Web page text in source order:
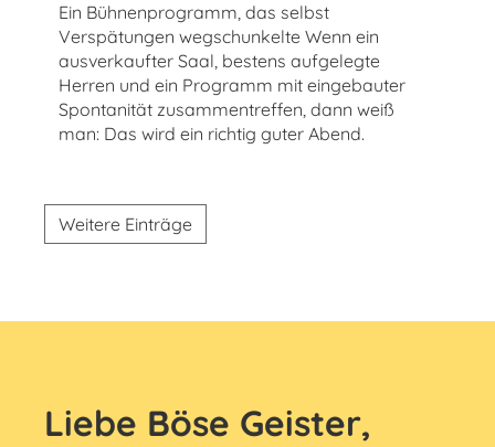
Ein Bühnenprogramm, das selbst
Verspätungen wegschunkelte Wenn ein
ausverkaufter Saal, bestens aufgelegte
Herren und ein Programm mit eingebauter
Spontanität zusammentreffen, dann weiß
man: Das wird ein richtig guter Abend.
Weitere Einträge
Liebe Böse Geister,